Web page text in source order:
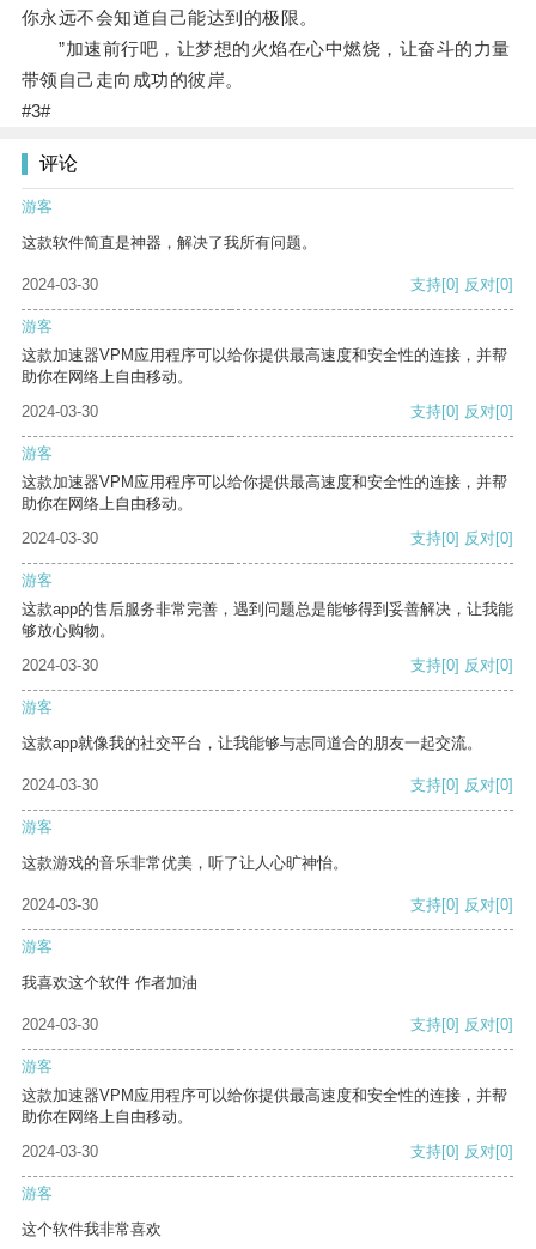
你永远不会知道自己能达到的极限。
”加速前行吧，让梦想的火焰在心中燃烧，让奋斗的力量
带领自己走向成功的彼岸。
#3#
评论
游客
这款软件简直是神器，解决了我所有问题。
2024-03-30 支持[0] 反对[0]
游客
这款加速器VPM应用程序可以给你提供最高速度和安全性的连接，并帮
助你在网络上自由移动。
2024-03-30
支持[0] 反对[0]
游客
这款加速器VPM应用程序可以给你提供最高速度和安全性的连接，并帮
助你在网络上自由移动。
2024-03-30
支持[0] 反对[0]
游客
这款app的售后服务非常完善，遇到问题总是能够得到妥善解决，让我能
够放心购物。
2024-03-30
支持[0] 反对[0]
游客
这款app就像我的社交平台，让我能够与志同道合的朋友一起交流。
2024-03-30 支持[0] 反对[0]
游客
这款游戏的音乐非常优美，听了让人心旷神怡。
2024-03-30 支持[0] 反对[0]
游客
我喜欢这个软件 作者加油
2024-03-30 支持[0] 反对[0]
游客
这款加速器VPM应用程序可以给你提供最高速度和安全性的连接，并帮
助你在网络上自由移动。
2024-03-30
支持[0] 反对[0]
游客
这个软件我非常喜欢